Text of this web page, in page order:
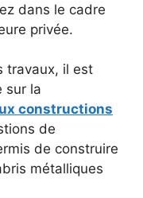
dans le cadre
privée.
travaux, il est
sur la
constructions
de
de construire
métalliques